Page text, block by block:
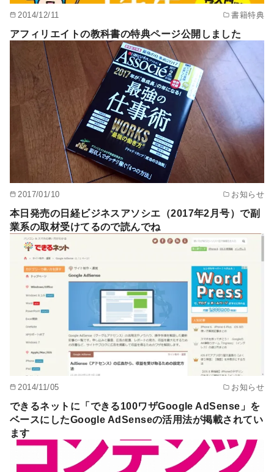
2014/12/11 書籍特典
アフィリエイトの教科書の特典ページ公開しました
2017/01/10 お知らせ
本日発売の日経ビジネスアソシエ（2017年2月号）で副
業系の取材受けてるので読んでね
2014/11/05 お知らせ
できるネットに「できる100ワザGoogle AdSense」を
ベースにしたGoogle AdSenseの活用法が掲載されてい
ます